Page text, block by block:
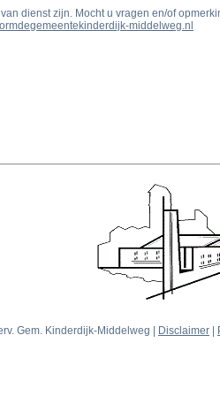
dienst zijn. Mocht u vragen en/of
middelweg.nl
Gem. Kinderdijk-Middelweg | Disclaimer